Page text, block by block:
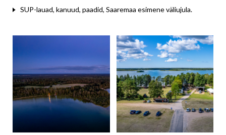
SUP-lauad, kanuud, paadid, Saaremaa esimene väliujula.